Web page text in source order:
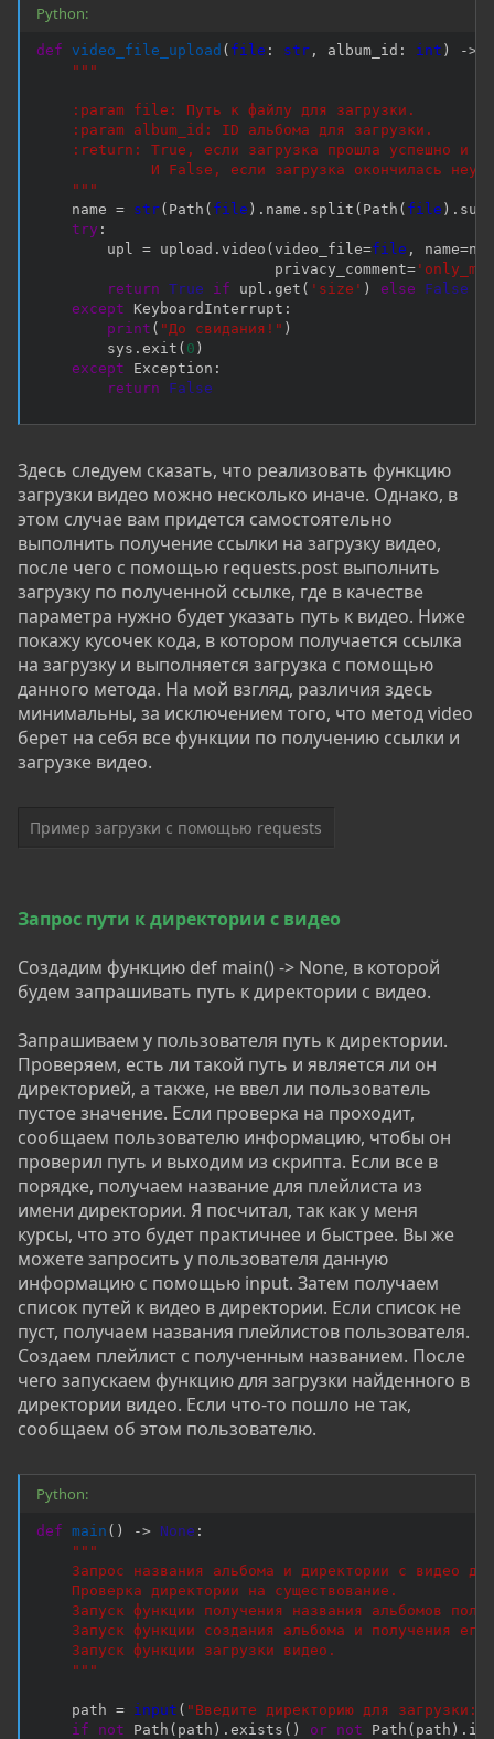
Python:
def video_file_upload ( file : str , album_id : int ) ->
"""
    :param file: Путь к файлу для загрузки.
    :param album_id: ID альбома для загрузки.
:return: True, если загрузка прошла успешно и
И False, если загрузка окончилась
    """
    name
= str( Path ( file ) . name . split ( Path ( file ) .
try :
        upl
= upload . video ( video_file=file , name=
                           privacy_comment
= 'only_me'
return True if upl . get ( 'size' ) else
False
except KeyboardInterrupt :
print ( "До свидания!" )
        sys
. exit ( 0 )
except Exception :
return
False
Здесь следуем сказать, что реализовать функцию
загрузки видео можно несколько иначе. Однако, в
этом случае вам придется самостоятельно
выполнить получение ссылки на загрузку видео,
после чего с помощью requests.post выполнить
загрузку по полученной ссылке, где в качестве
параметра нужно будет указать путь к видео. Ниже
покажу кусочек кода, в котором получается ссылка
на загрузку и выполняется загрузка с помощью
данного метода. На мой взгляд, различия здесь
минимальны, за исключением того, что метод video
берет на себя все функции по получению ссылки и
загрузке видео.
Пример загрузки с помощью requests
Запрос пути к директории с видео
Создадим функцию def main() -> None, в которой
будем запрашивать путь к директории с видео.
Запрашиваем у пользователя путь к директории.
Проверяем, есть ли такой путь и является ли он
директорией, а также, не ввел ли пользователь
пустое значение. Если проверка на проходит,
сообщаем пользователю информацию, чтобы он
проверил путь и выходим из скрипта. Если все в
порядке, получаем название для плейлиста из
имени директории. Я посчитал, так как у меня
курсы, что это будет практичнее и быстрее. Вы же
можете запросить у пользователя данную
информацию с помощью input. Затем получаем
список путей к видео в директории. Если список не
пуст, получаем названия плейлистов пользователя.
Создаем плейлист с полученным названием. После
чего запускаем функцию для загрузки найденного в
директории видео. Если что-то пошло не так,
сообщаем об этом пользователю.
Python:
def main ( ) -> None :
"""
Запрос названия альбома и директории с видео
    Проверка директории на существование.
Запуск функции получения названия альбомов
Запуск функции создания альбома и получения его
    Запуск функции загрузки видео.
    """
    path
= input ( "Введите директорию для загрузки: "
if
not Path ( path ) . exists ( ) or not Path ( path ) .